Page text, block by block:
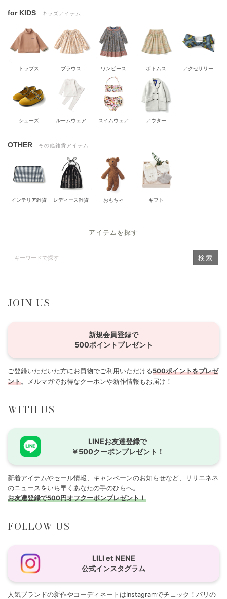
for KIDS キッズアイテム
トップス ブラウス ワンピース ボトムス アクセサリー
シューズ ルームウェア スイムウェア アウター
OTHER その他雑貨アイテム
インテリア雑貨 レディース雑貨 おもちゃ ギフト
アイテムを探す
検索
JOIN US
新規会員登録で
500ポイントプレゼント
ご登録いただいた方にお買物でご利用いただける500ポイントをプレゼ
ント。メルマガでお得なクーポンや新作情報もお届け！
WITH US
LINEお友達登録で
￥500クーポンプレゼント！
新着アイテムやセール情報、キャンペーンのお知らせなど、リリエネネ
のニュースをいち早くあなたの手のひらへ。
お友達登録で500円オフクーポンプレゼント！
FOLLOW US
LILI et NENE
公式インスタグラム
人気ブランドの新作やコーディネートはInstagramでチェック！パリの